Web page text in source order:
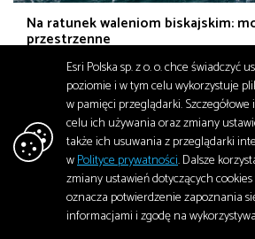
Na ratunek waleniom biskajskim:
przestrzenne
Nawet nazwa wielorybów biskajskich w
Atlantic Right Whale – przypomina o
Środowisko
październik 2024
2 106
Esri Polska sp. z o. o. chce świadczyć
poziomie i w tym celu wykorzystuje
w pamięci przeglądarki.
celu ich używania oraz zmiany
także ich usuwania z przeglądarki
wPolityce prywatności. Dalsze
zmiany ustawień dotyczących
oznacza potwierdzenie zapoznania
informacjami i zgodę na